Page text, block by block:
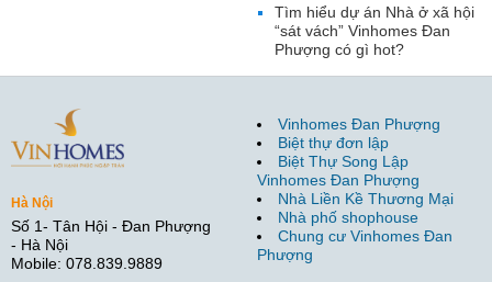
Tìm hiểu dự án Nhà ở xã hội
“sát vách” Vinhomes Đan
Phượng có gì hot?
Hà Nội
Số 1- Tân Hội - Đan Phượng
- Hà Nội
Mobile: 078.839.9889
Vinhomes Đan Phượng
Biệt thự đơn lập
Biệt Thự Song Lập
Vinhomes Đan Phượng
Nhà Liền Kề Thương Mại
Nhà phố shophouse
Chung cư Vinhomes Đan
Phượng